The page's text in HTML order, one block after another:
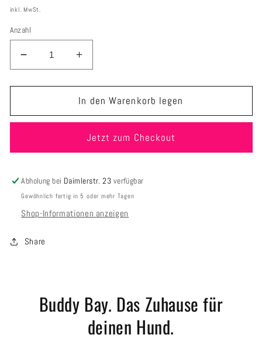
Preis
inkl. MwSt.
Anzahl
Verringere
die
Menge
Buddy
/
grau
onyx
Erhöhe
die
Menge
für
Buddy
[L]
/
grau
onyx
In den Warenkorb legen
Jetzt zum Checkout
Abholung bei Daimlerstr. 23 verfügbar
Gewöhnlich fertig in 5 oder mehr Tagen
Shop-Informationen anzeigen
Share
Buddy Bay. Das Zuhause für
deinen Hund.